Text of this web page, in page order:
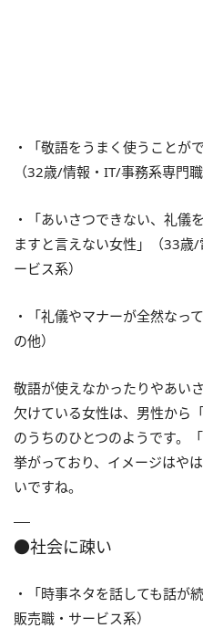
・「敬語をうまく使うことが
（32歳/情報・IT/事務系専門職
・「あいさつできない、礼儀
ますと言えない女性」（33歳
ービス系）
・「礼儀やマナーが全然なっ
の他）
敬語が使えなかったりやあい
欠けている女性は、男性から
のうちのひとつのようです。
挙がっており、イメージはや
いですね。
●社会に疎い
・「時事ネタを話しても話が
販売職・サービス系）